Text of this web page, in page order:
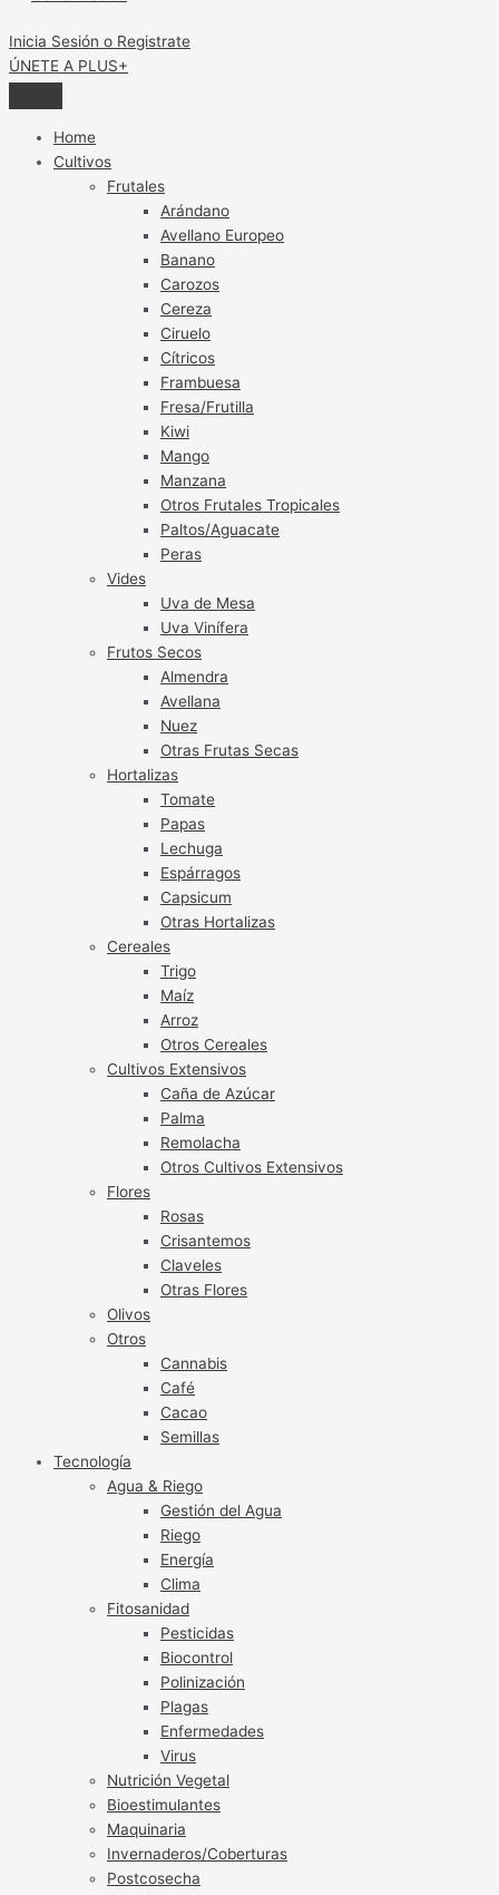
Inicia Sesión o Registrate
ÚNETE A PLUS+
Home
Cultivos
Frutales
Arándano
Avellano Europeo
Banano
Carozos
Cereza
Ciruelo
Cítricos
Frambuesa
Fresa/Frutilla
Kiwi
Mango
Manzana
Otros Frutales Tropicales
Paltos/Aguacate
Peras
Vides
Uva de Mesa
Uva Vinífera
Frutos Secos
Almendra
Avellana
Nuez
Otras Frutas Secas
Hortalizas
Tomate
Papas
Lechuga
Espárragos
Capsicum
Otras Hortalizas
Cereales
Trigo
Maíz
Arroz
Otros Cereales
Cultivos Extensivos
Caña de Azúcar
Palma
Remolacha
Otros Cultivos Extensivos
Flores
Rosas
Crisantemos
Claveles
Otras Flores
Olivos
Otros
Cannabis
Café
Cacao
Semillas
Tecnología
Agua & Riego
Gestión del Agua
Riego
Energía
Clima
Fitosanidad
Pesticidas
Biocontrol
Polinización
Plagas
Enfermedades
Virus
Nutrición Vegetal
Bioestimulantes
Maquinaria
Invernaderos/Coberturas
Postcosecha